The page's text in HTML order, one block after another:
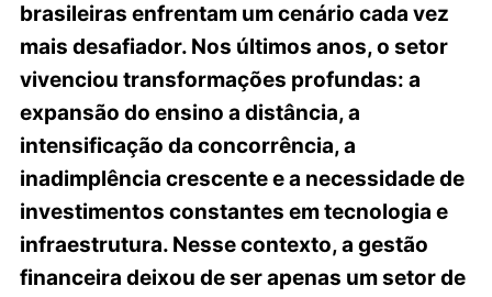
brasileiras enfrentam um cenário cada vez
mais desafiador. Nos últimos anos, o setor
vivenciou transformações profundas: a
expansão do ensino a distância, a
intensificação da concorrência, a
inadimplência crescente e a necessidade de
investimentos constantes em tecnologia e
infraestrutura. Nesse contexto, a gestão
financeira deixou de ser apenas um setor de